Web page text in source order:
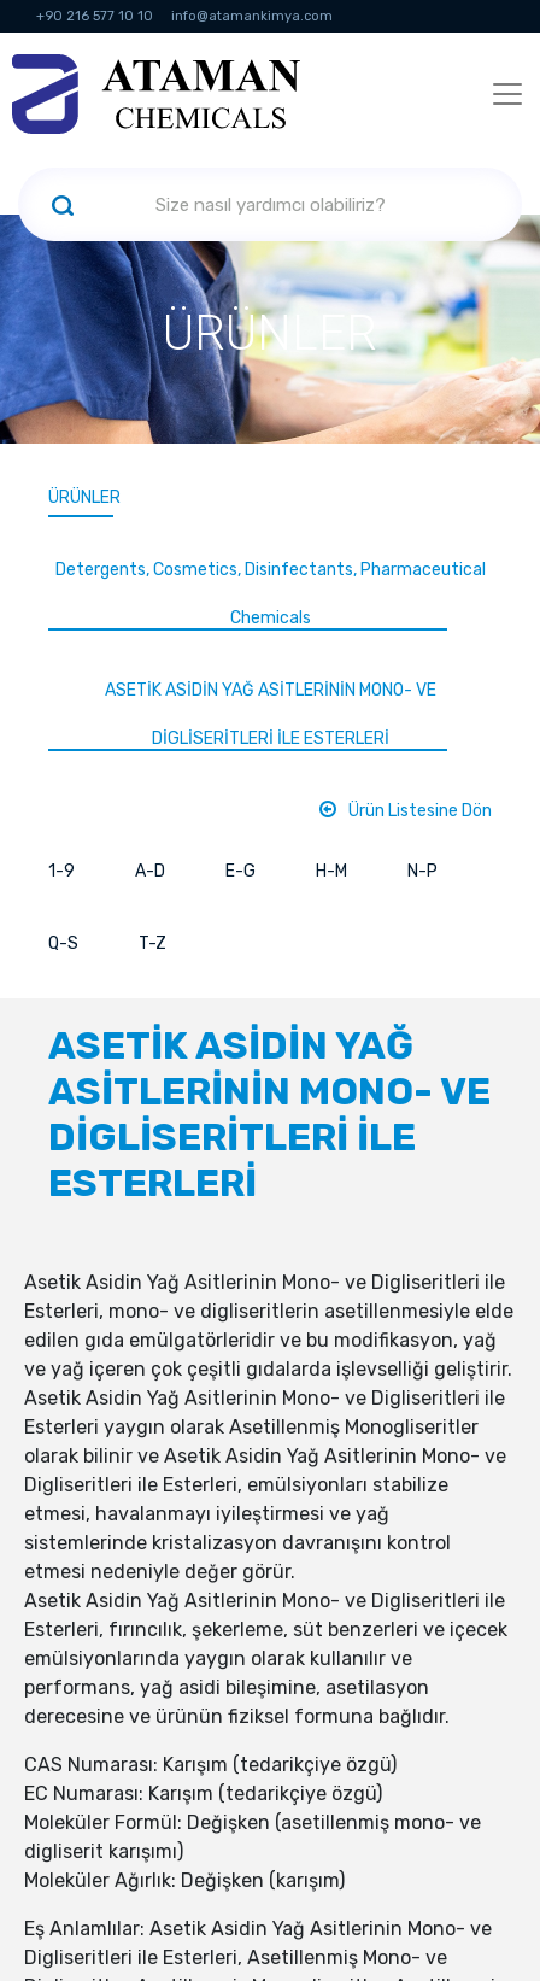
+90 216 577 10 10 info@atamankimya.com
KVKK Politikası Bilgi Toplumu Hizmetleri
ÜRÜNLER
ÜRÜNLER
Detergents, Cosmetics, Disinfectants, Pharmaceutical
Chemicals
ASETİK ASİDİN YAĞ ASİTLERİNİN MONO- VE
DİGLİSERİTLERİ İLE ESTERLERİ
Ürün Listesine Dön
1-9 A-D E-G H-M N-P
Q-S T-Z
ASETİK ASİDİN YAĞ
ASİTLERİNİN MONO- VE
DİGLİSERİTLERİ İLE
ESTERLERİ
Asetik Asidin Yağ Asitlerinin Mono- ve Digliseritleri ile
Esterleri, mono- ve digliseritlerin asetillenmesiyle elde
edilen gıda emülgatörleridir ve bu modifikasyon, yağ
ve yağ içeren çok çeşitli gıdalarda işlevselliği geliştirir.
Asetik Asidin Yağ Asitlerinin Mono- ve Digliseritleri ile
Esterleri yaygın olarak Asetillenmiş Monogliseritler
olarak bilinir ve Asetik Asidin Yağ Asitlerinin Mono- ve
Digliseritleri ile Esterleri, emülsiyonları stabilize
etmesi, havalanmayı iyileştirmesi ve yağ
sistemlerinde kristalizasyon davranışını kontrol
etmesi nedeniyle değer görür.
Asetik Asidin Yağ Asitlerinin Mono- ve Digliseritleri ile
Esterleri, fırıncılık, şekerleme, süt benzerleri ve içecek
emülsiyonlarında yaygın olarak kullanılır ve
performans, yağ asidi bileşimine, asetilasyon
derecesine ve ürünün fiziksel formuna bağlıdır.
CAS Numarası: Karışım (tedarikçiye özgü)
EC Numarası: Karışım (tedarikçiye özgü)
Moleküler Formül: Değişken (asetillenmiş mono- ve
digliserit karışımı)
Moleküler Ağırlık: Değişken (karışım)
Eş Anlamlılar: Asetik Asidin Yağ Asitlerinin Mono- ve
Digliseritleri ile Esterleri, Asetillenmiş Mono- ve